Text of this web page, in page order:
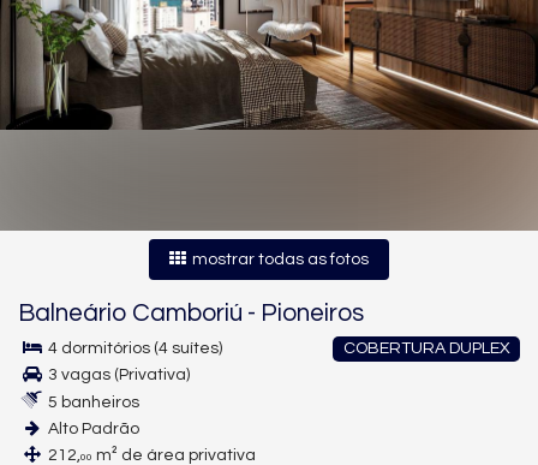
mostrar todas as fotos
Balneário Camboriú - Pioneiros
COBERTURA DUPLEX
4 dormitórios (4 suítes)
3 vagas (Privativa)
5 banheiros
Alto Padrão
212,00 m² de área privativa